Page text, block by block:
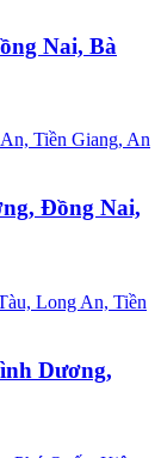
Nai, Bà
Đồng Nai,
Dương,